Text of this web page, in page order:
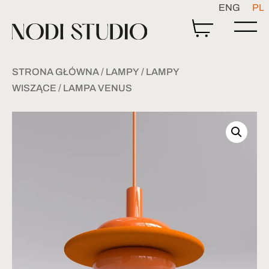
ENG PL
STRONA GŁÓWNA/ LAMPY / LAMPY
WISZĄCE / LAMPA VENUS